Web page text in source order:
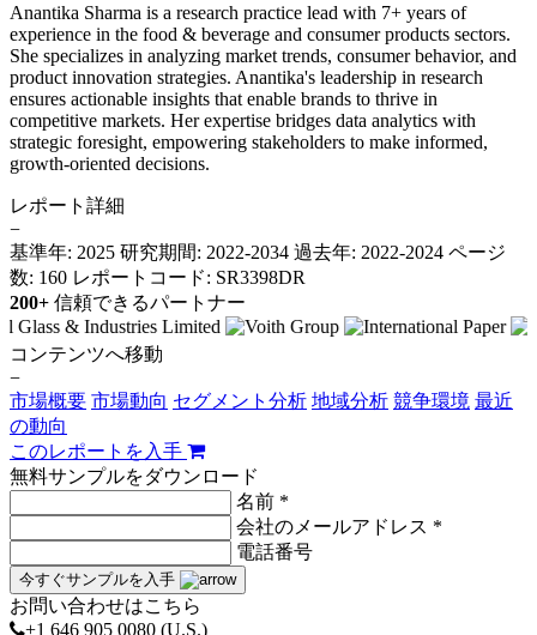
Anantika Sharma is a research practice lead with 7+ years of
experience in the food & beverage and consumer products sectors.
She specializes in analyzing market trends, consumer behavior, and
product innovation strategies. Anantika's leadership in research
ensures actionable insights that enable brands to thrive in
competitive markets. Her expertise bridges data analytics with
strategic foresight, empowering stakeholders to make informed,
growth-oriented decisions.
レポート詳細
−
基準年: 2025 研究期間: 2022-2034 過去年: 2022-2024 ページ
数: 160 レポートコード: SR3398DR
200+ 信頼できるパートナー
コンテンツへ移動
−
市場概要 市場動向 セグメント分析 地域分析 競争環境 最近
の動向
このレポートを入手
無料サンプルをダウンロード
名前 *
会社のメールアドレス *
電話番号
今すぐサンプルを入手
お問い合わせはこちら
+1 646 905 0080 (U.S.)